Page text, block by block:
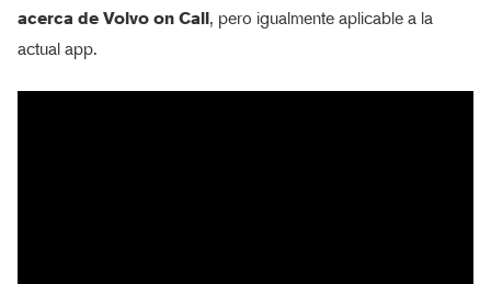
acerca de Volvo on Call, pero igualmente aplicable a la
actual app.